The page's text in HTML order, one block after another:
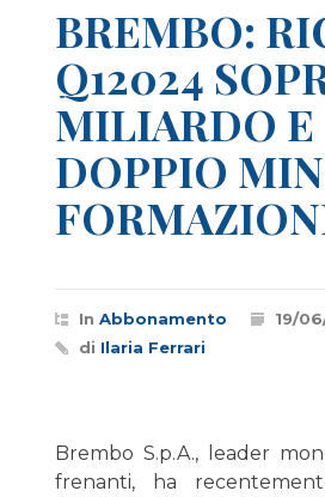
BREMBO:
Q12024
MILIARDO E
DOPPIO
In Abbonamento
19/
di Ilaria Ferrari
Brembo S.p.A., leader
frenanti, ha